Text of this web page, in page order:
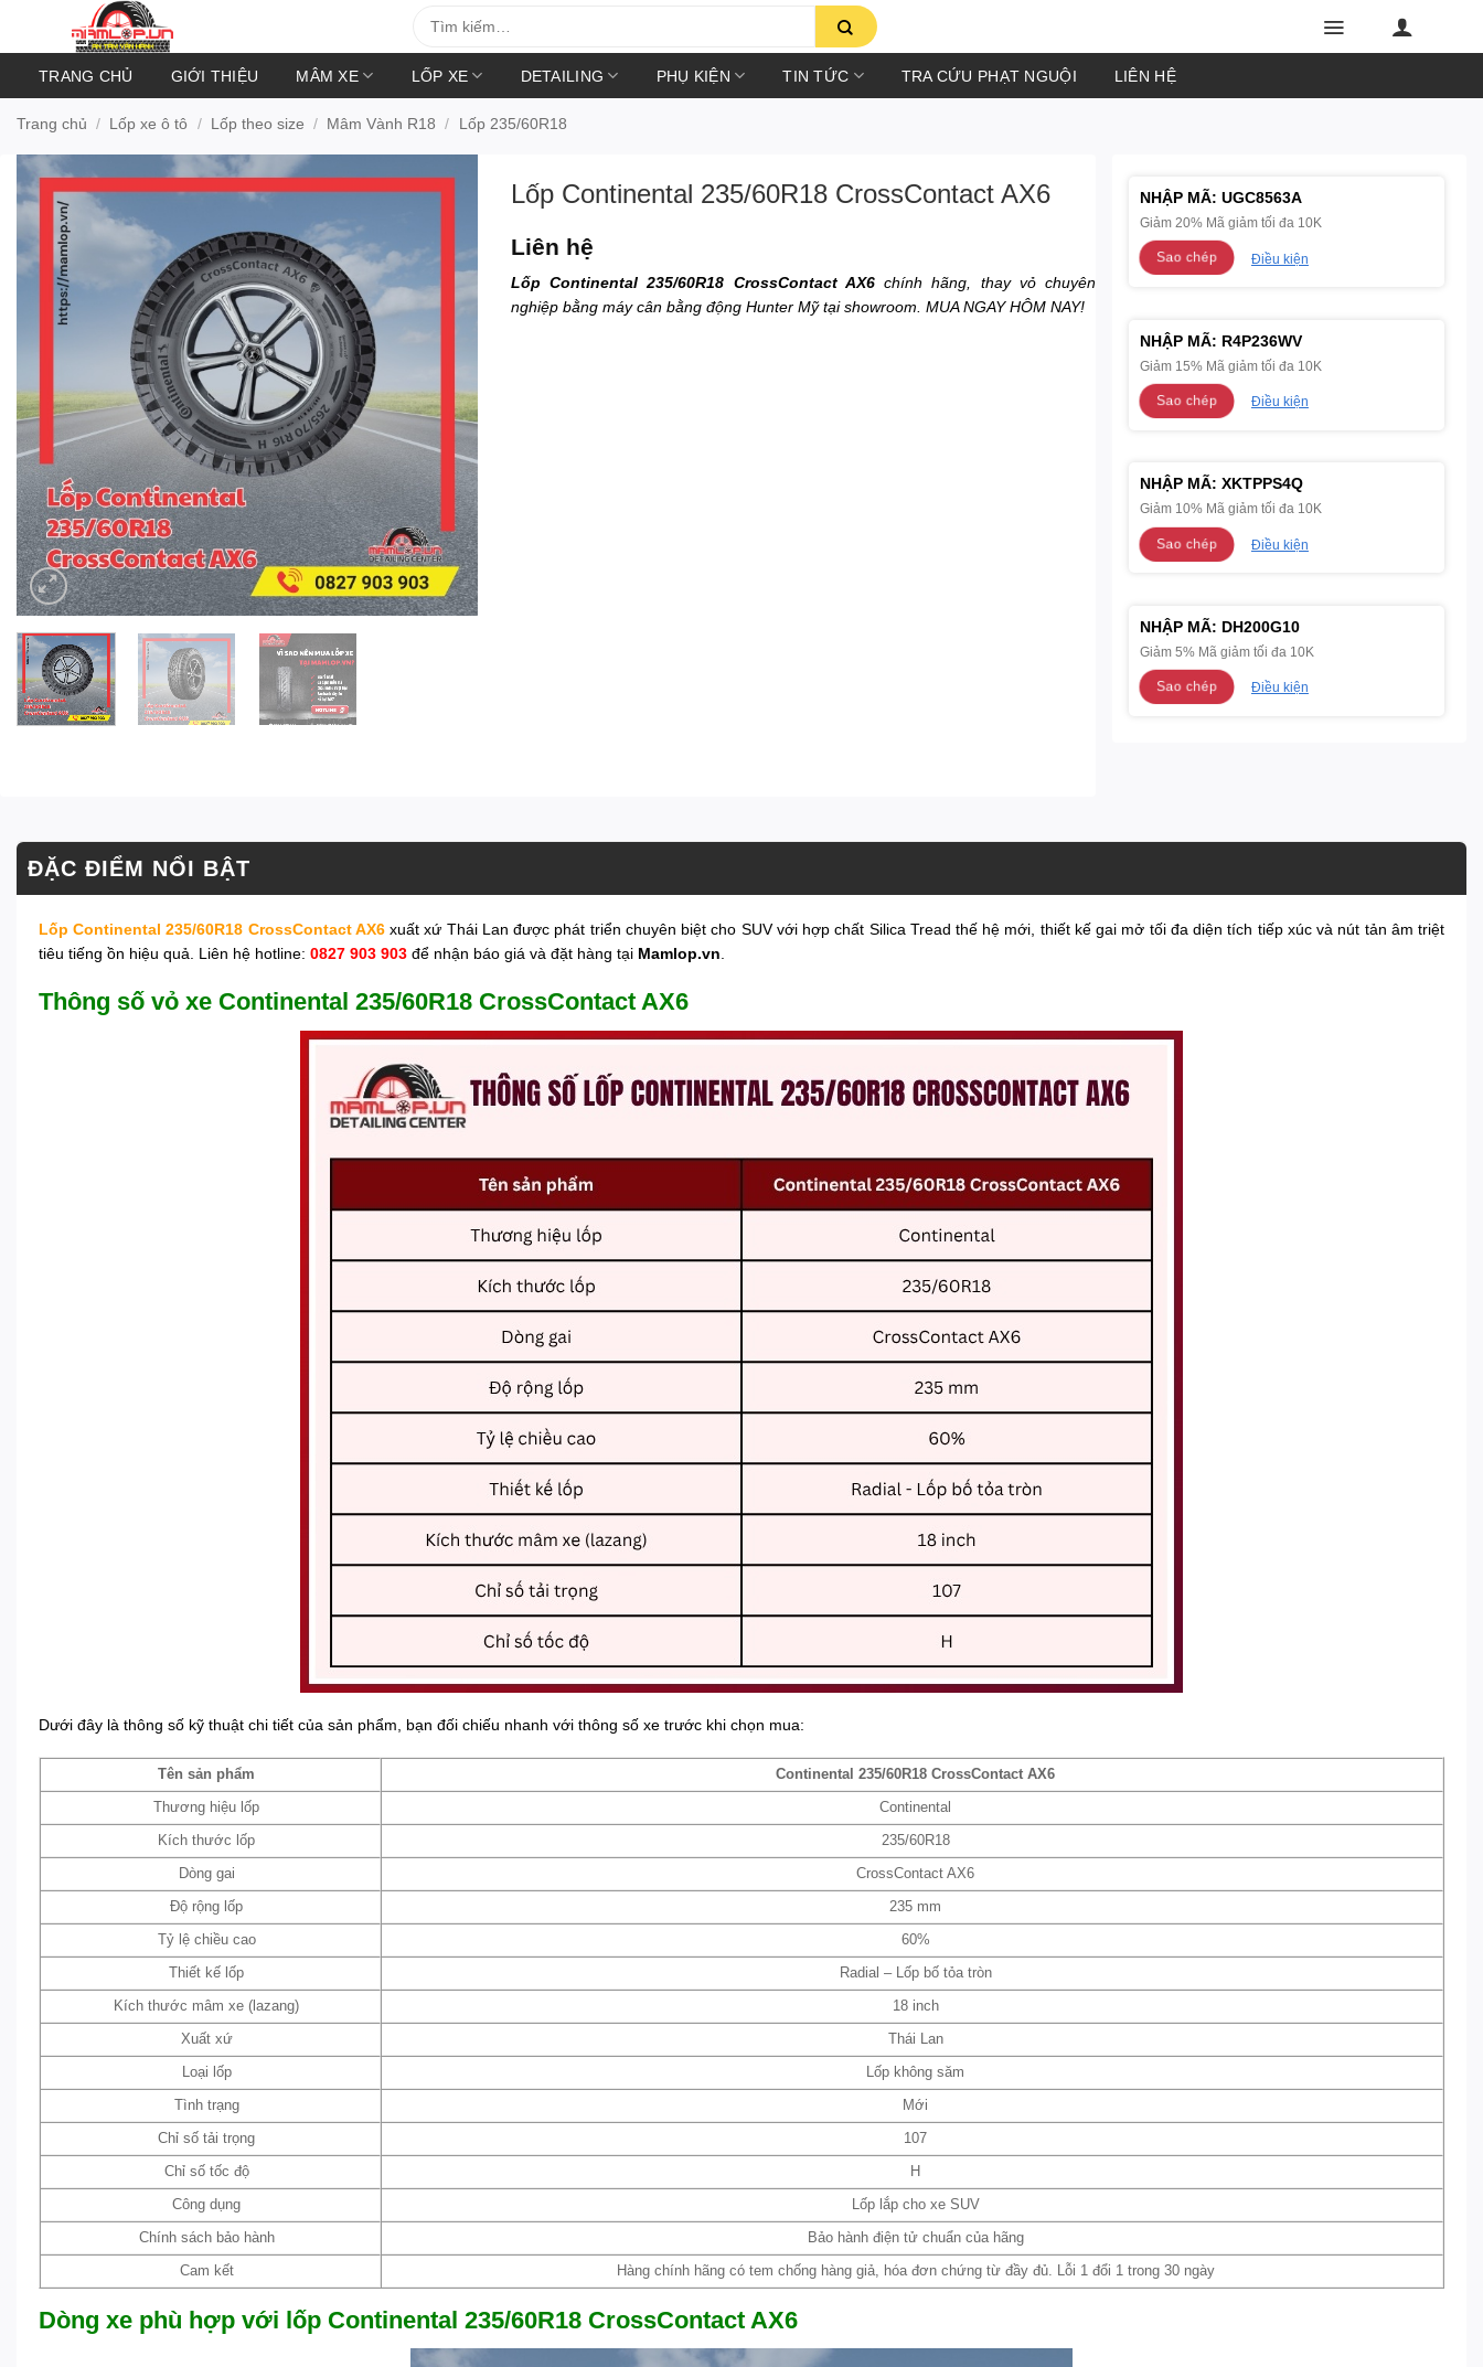
kiếm:
TRANG CHỦ GIỚI THIỆU MÂM XE LỐP XE DETAILING PHỤ KIỆN TIN TỨC TRA CỨU PHẠT NGUỘI LIÊN HỆ
Trang chủ / Lốp xe ô tô / Lốp theo size / Mâm Vành R18 / Lốp 235/60R18
Lốp Continental 235/60R18 CrossContact AX6
Liên hệ
Lốp Continental 235/60R18 CrossContact AX6chính hãng, thay vỏ chuyên
nghiệp bằng máy cân bằng động Hunter Mỹ tại showroom. MUA NGAY HÔM NAY!
NHẬP MÃ: UGC8563A
Giảm 20% Mã giảm tối đa 10K
Sao chép Điều kiện
NHẬP MÃ: R4P236WV
Giảm 15% Mã giảm tối đa 10K
Sao chép Điều kiện
NHẬP MÃ: XKTPPS4Q
Giảm 10% Mã giảm tối đa 10K
Sao chép Điều kiện
NHẬP MÃ: DH200G10
Giảm 5% Mã giảm tối đa 10K
Sao chép Điều kiện
ĐẶC ĐIỂM NỔI BẬT
Lốp Continental 235/60R18 CrossContact AX6xuất xứ Thái Lan được phát triển chuyên biệt cho SUV với hợp chất Silica Tread thế hệ mới, thiết kế gai mở tối đa diện tích tiếp xúc và nút tản âm triệt
tiêu tiếng ồn hiệu quả. Liên hệ hotline: 0827 903 903 để nhận báo giá và đặt hàng tại Mamlop.vn.
Thông số vỏ xe Continental 235/60R18 CrossContact AX6
Dưới đây là thông số kỹ thuật chi tiết của sản phẩm, bạn đối chiếu nhanh với thông số xe trước khi chọn mua:
Tên sản phẩm Continental 235/60R18 CrossContact AX6
Thương hiệu lốp Continental
Kích thước lốp 235/60R18
Dòng gai CrossContact AX6
Độ rộng lốp 235 mm
Tỷ lệ chiều cao 60%
Thiết kế lốp Radial – Lốp bố tỏa tròn
Kích thước mâm xe (lazang) 18 inch
Xuất xứ Thái Lan
Loại lốp Lốp không săm
Tình trạng Mới
Chỉ số tải trọng 107
Chỉ số tốc độ H
Công dụng Lốp lắp cho xe SUV
Chính sách bảo hành Bảo hành điện tử chuẩn của hãng
Cam kết Hàng chính hãng có tem chống hàng giả, hóa đơn chứng từ đầy đủ. Lỗi 1 đổi 1 trong 30 ngày
Dòng xe phù hợp với lốp Continental 235/60R18 CrossContact AX6